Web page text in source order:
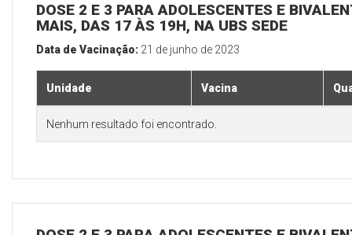
DOSE 2 E 3 PARA ADOLESCENTES E
MAIS, DAS 17 ÀS 19H, NA UBS SEDE
Data de Vacinação: 21 de junho de 2023
Unidade Vacina
Nenhum resultado foi encontrado.